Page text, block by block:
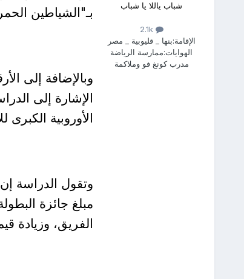
شباب ياللا يا شباب
2.1k
الإقامة:بنها _ قليوبية _ مصر
الهوايات:ممارسة الرياضة
مدرب كونغ فو وملاكمة
بـ"الشياطين
وبالإضافة إلى
الإشارة إلى
الأوروبية الكبرى
مبلغ جائزة
الفريق، وزيادة